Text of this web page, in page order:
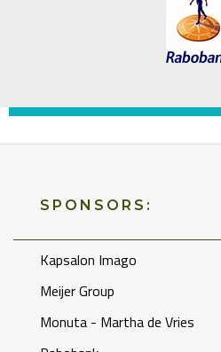
SPONSORS:
Kapsalon Imago
Meijer Group
Monuta - Martha de Vries